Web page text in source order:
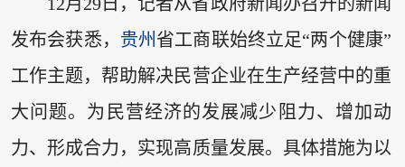
12月29日，记者从省政府新闻办召开的新闻
发布会获悉， 贵州 省工商联始终立足“两个健康”
工作主题，帮助解决民营企业在生产经营中的重
大问题。为民营经济的发展减少阻力、增加动
力、形成合力，实现高质量发展。具体措施为以